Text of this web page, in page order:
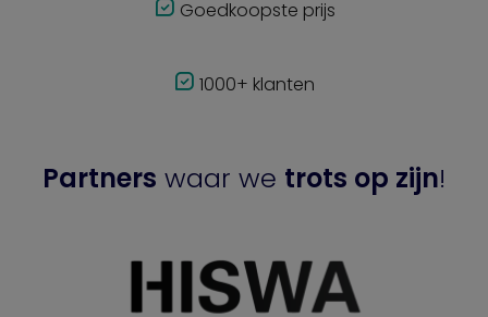
Goedkoopste prijs
1000+ klanten
Partners waar we trots op zijn!